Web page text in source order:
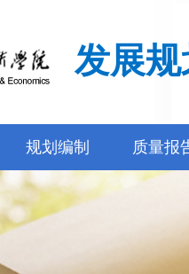
发展
规划编制 质量报